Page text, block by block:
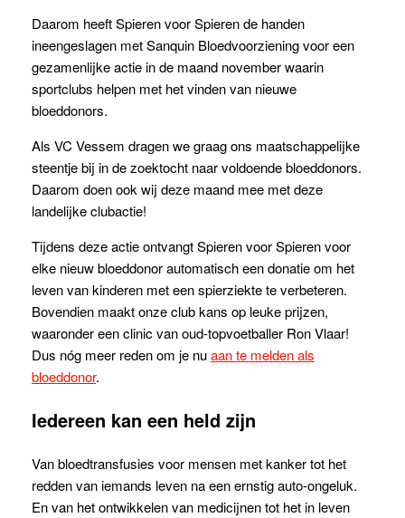
Daarom heeft Spieren voor Spieren de handen
ineengeslagen met Sanquin Bloedvoorziening voor een
gezamenlijke actie in de maand november waarin
sportclubs helpen met het vinden van nieuwe
bloeddonors.
Als VC Vessem dragen we graag ons maatschappelijke
steentje bij in de zoektocht naar voldoende bloeddonors.
Daarom doen ook wij deze maand mee met deze
landelijke clubactie!
Tijdens deze actie ontvangt Spieren voor Spieren voor
elke nieuw bloeddonor automatisch een donatie om het
leven van kinderen met een spierziekte te verbeteren.
Bovendien maakt onze club kans op leuke prijzen,
waaronder een clinic van oud-topvoetballer Ron Vlaar!
Dus nóg meer reden om je nuaan te melden als
bloeddonor.
Iedereen kan een held zijn
Van bloedtransfusies voor mensen met kanker tot het
redden van iemands leven na een ernstig auto-ongeluk.
En van het ontwikkelen van medicijnen tot het in leven